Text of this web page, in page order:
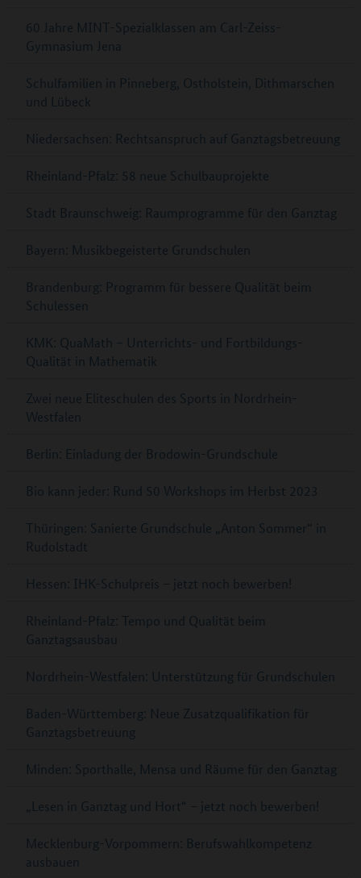
60 Jahre MINT-Spezialklassen am Carl-Zeiss-
Gymnasium Jena
Schulfamilien in Pinneberg, Ostholstein, Dithmarschen
und Lübeck
Niedersachsen: Rechtsanspruch auf Ganztagsbetreuung
Rheinland-Pfalz: 58 neue Schulbauprojekte
Stadt Braunschweig: Raumprogramme für den Ganztag
Bayern: Musikbegeisterte Grundschulen
Brandenburg: Programm für bessere Qualität beim
Schulessen
KMK: QuaMath – Unterrichts- und Fortbildungs-
Qualität in Mathematik
Zwei neue Eliteschulen des Sports in Nordrhein-
Westfalen
Berlin: Einladung der Brodowin-Grundschule
Bio kann jeder: Rund 50 Workshops im Herbst 2023
Thüringen: Sanierte Grundschule „Anton Sommer“ in
Rudolstadt
Hessen: IHK-Schulpreis – jetzt noch bewerben!
Rheinland-Pfalz: Tempo und Qualität beim
Ganztagsausbau
Nordrhein-Westfalen: Unterstützung für Grundschulen
Baden-Württemberg: Neue Zusatzqualifikation für
Ganztagsbetreuung
Minden: Sporthalle, Mensa und Räume für den Ganztag
„Lesen in Ganztag und Hort“ – jetzt noch bewerben!
Mecklenburg-Vorpommern: Berufswahlkompetenz
ausbauen